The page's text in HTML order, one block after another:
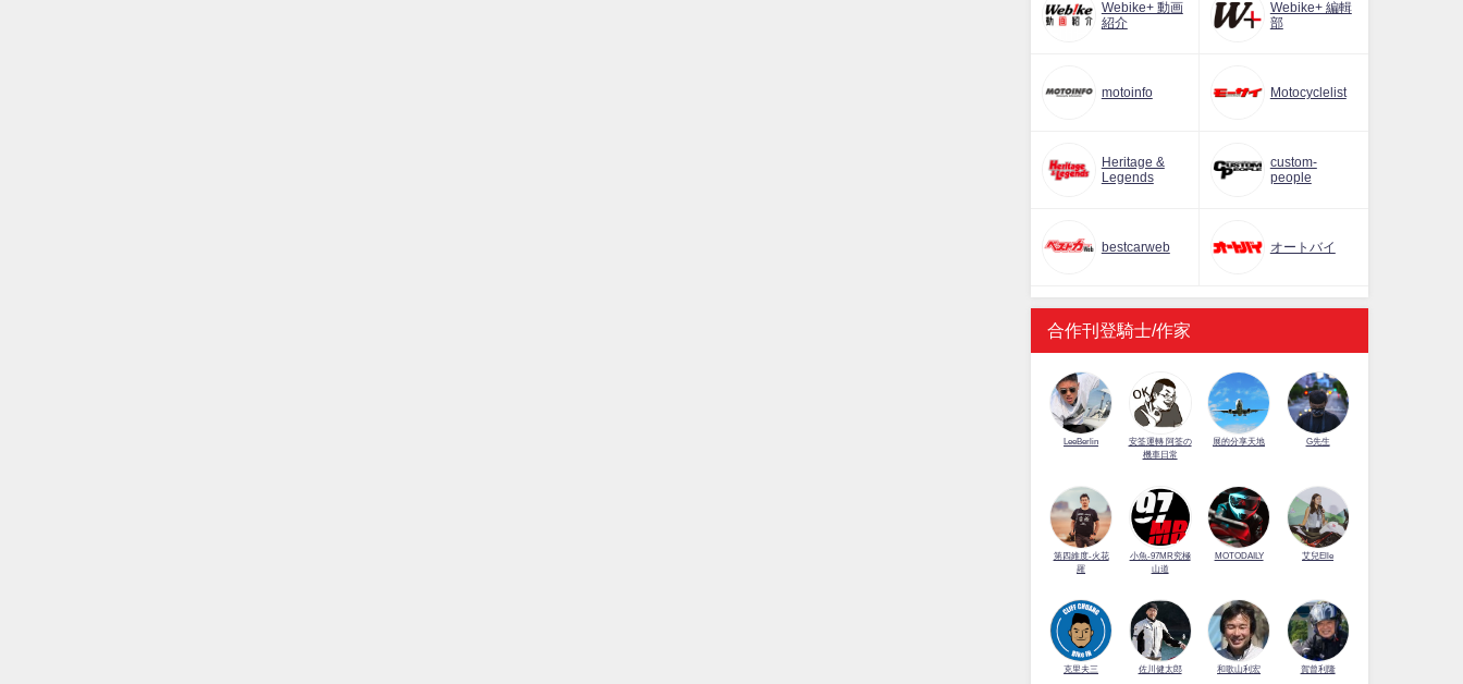
Webike+ 動画
紹介
Webike+ 編輯
部
motoinfo Motocyclelist
Heritage &
Legends
custom-
people
bestcarweb オートバイ
合作刊登騎士/作家
LeeBerlin
安筌運轉 阿筌の
機車日常
展的分享天地 G先生
第四維度-火花
羅
小魚-97MR究極
山道
MOTODAILY 艾兒Elle
克里夫三 佐川健太郎 和歌山利宏 賀曾利隆